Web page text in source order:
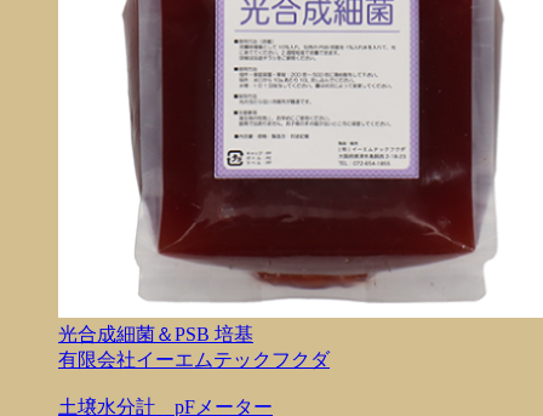
光合成細菌＆PSB 培基
有限会社イーエムテックフクダ
土壌水分計 pFメーター